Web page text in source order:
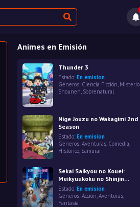
Animes en Emisión
Thunder 3
Estado: En emision
Géneros: Ciencia Ficción, Misterio
Shounen, Sobrenatural
Nige Jouzu no Wakagimi 2nd
Season
Estado: En emision
Géneros: Aventuras, Comedia
Historico, Samurai
Sekai Saikyou no Kouei:
Meikyuukoku no Shinjin
Tansakusha
Estado: En emision
Géneros: Acción Aventuras
Fantasía